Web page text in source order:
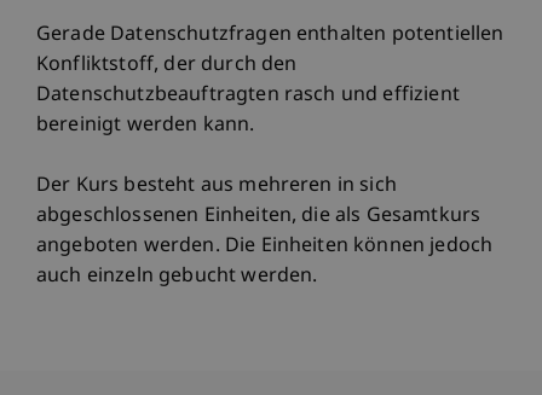
Gerade Datenschutzfragen enthalten potentiellen
Konfliktstoff, der durch den
Datenschutzbeauftragten rasch und effizient
bereinigt werden kann.
Der Kurs besteht aus mehreren in sich
abgeschlossenen Einheiten, die als Gesamtkurs
angeboten werden. Die Einheiten können jedoch
auch einzeln gebucht werden.